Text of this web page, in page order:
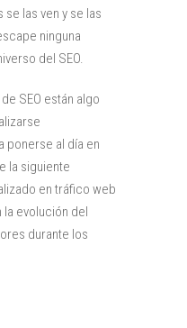
se las ven y se las
ninguna
del SEO.
SEO están algo
ponerse al día en
la siguiente
en tráfico web
la evolución del
durante los